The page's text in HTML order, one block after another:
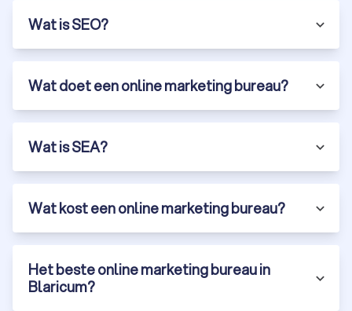
Wat is SEO?
Wat doet een online marketing bureau?
Wat is SEA?
Wat kost een online marketing bureau?
Het beste online marketing bureau in
Blaricum?